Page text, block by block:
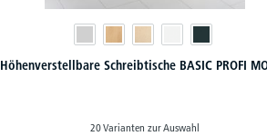
Höhenverstellbare Schreibtische BASIC PROFI
20 Varianten zur Auswahl